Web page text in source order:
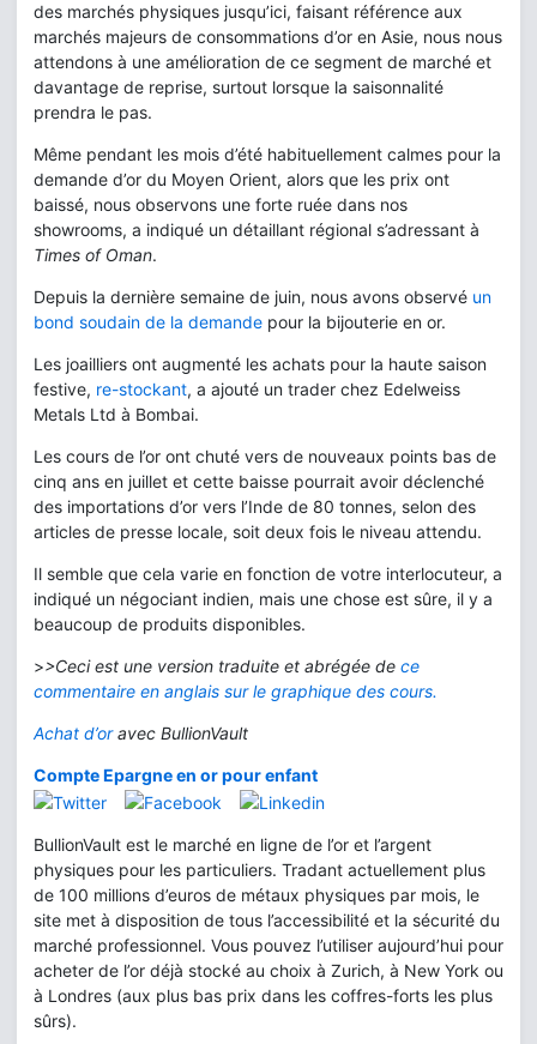
des marchés physiques jusqu’ici, faisant référence aux
marchés majeurs de consommations d’or en Asie, nous nous
attendons à une amélioration de ce segment de marché et
davantage de reprise, surtout lorsque la saisonnalité
prendra le pas.
Même pendant les mois d’été habituellement calmes pour la
demande d’or du Moyen Orient, alors que les prix ont
baissé, nous observons une forte ruée dans nos
showrooms, a indiqué un détaillant régional s’adressant à
Times of Oman.
Depuis la dernière semaine de juin, nous avons observé un
bond soudain de la demande pour la bijouterie en or.
Les joailliers ont augmenté les achats pour la haute saison
festive, re-stockant, a ajouté un trader chez Edelweiss
Metals Ltd à Bombai.
Les cours de l’or ont chuté vers de nouveaux points bas de
cinq ans en juillet et cette baisse pourrait avoir déclenché
des importations d’or vers l’Inde de 80 tonnes, selon des
articles de presse locale, soit deux fois le niveau attendu.
Il semble que cela varie en fonction de votre interlocuteur, a
indiqué un négociant indien, mais une chose est sûre, il y a
beaucoup de produits disponibles.
>>Ceci est une version traduite et abrégée de ce
commentaire en anglais sur le graphique des cours.
Achat d’oravec BullionVault
Compte Epargne en or pour enfant
BullionVault est le marché en ligne de l’or et l’argent
physiques pour les particuliers. Tradant actuellement plus
de 100 millions d’euros de métaux physiques par mois, le
site met à disposition de tous l’accessibilité et la sécurité du
marché professionnel. Vous pouvez l’utiliser aujourd’hui pour
acheter de l’or déjà stocké au choix à Zurich, à New York ou
à Londres (aux plus bas prix dans les coffres-forts les plus
sûrs).